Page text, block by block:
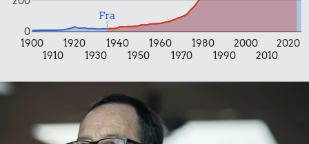
1 dåse suppe
0,63 kr.
200 g
chokolade
1900
1910
1920
1930
1940
1950
1960
1970
1980
1990
2000
2010
2020
0
Fra